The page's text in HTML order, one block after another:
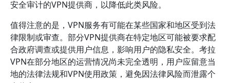
安全审计的VPN提供商，以降低此类风险。
值得注意的是，VPN服务有可能在某些国家和地区受到法
律限制或审查。部分VPN提供商在特定地区可能被要求配
合政府调查或提供用户信息，影响用户的隐私安全。考拉
VPN在部分地区的运营情况尚未完全透明，用户应留意当
地的法律法规和VPN使用政策，避免因法律风险而泄露个